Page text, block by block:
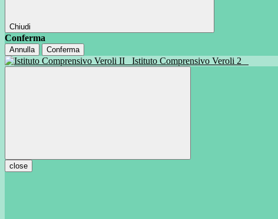
Chiudi
Conferma
Annulla Conferma
Istituto Comprensivo Veroli 2
close